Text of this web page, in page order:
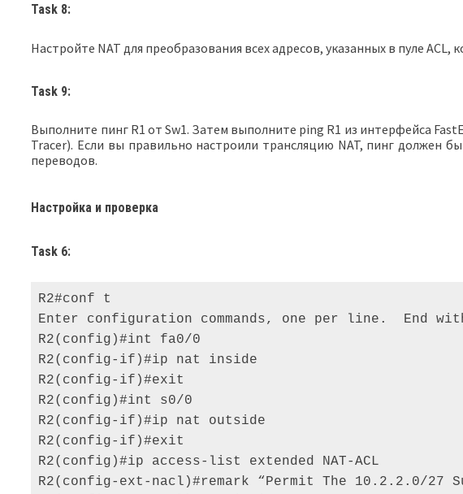
Task 8:
Настройте NAT для преобразования всех адресов, указанных в пуле ACL,
Task 9:
Выполните пинг R1 от Sw1. Затем выполните ping R1 из интерфейса
Tracer). Если вы правильно настроили трансляцию NAT, пинг должен
переводов.
Настройка и проверка
Task 6:
R2#conf t
Enter configuration commands, one per line.  End
R2(config)#int fa0/0
R2(config-if)#ip nat inside
R2(config-if)#exit
R2(config)#int s0/0
R2(config-if)#ip nat outside
R2(config-if)#exit
R2(config)#ip access-list extended NAT-ACL
R2(config-ext-nacl)#remark “Permit The 10.2.2.0/27